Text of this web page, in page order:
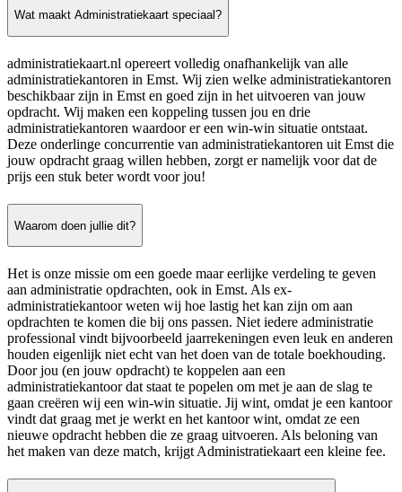
Wat maakt Administratiekaart speciaal?
administratiekaart.nl opereert volledig onafhankelijk van alle
administratiekantoren in Emst. Wij zien welke administratiekantoren
beschikbaar zijn in Emst en goed zijn in het uitvoeren van jouw
opdracht. Wij maken een koppeling tussen jou en drie
administratiekantoren waardoor er een win-win situatie ontstaat.
Deze onderlinge concurrentie van administratiekantoren uit Emst die
jouw opdracht graag willen hebben, zorgt er namelijk voor dat de
prijs een stuk beter wordt voor jou!
Waarom doen jullie dit?
Het is onze missie om een goede maar eerlijke verdeling te geven
aan administratie opdrachten, ook in Emst. Als ex-
administratiekantoor weten wij hoe lastig het kan zijn om aan
opdrachten te komen die bij ons passen. Niet iedere administratie
professional vindt bijvoorbeeld jaarrekeningen even leuk en anderen
houden eigenlijk niet echt van het doen van de totale boekhouding.
Door jou (en jouw opdracht) te koppelen aan een
administratiekantoor dat staat te popelen om met je aan de slag te
gaan creëren wij een win-win situatie. Jij wint, omdat je een kantoor
vindt dat graag met je werkt en het kantoor wint, omdat ze een
nieuwe opdracht hebben die ze graag uitvoeren. Als beloning van
het maken van deze match, krijgt Administratiekaart een kleine fee.